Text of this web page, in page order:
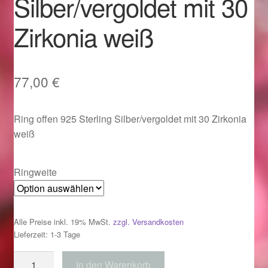
Im Gedenken an
Impressum
Karneval 2015 – Schmuck zu Fasching & Co.
Karneval 2020 – Schmuck zu Fasching & Co.
Kasse
Liefer- und Versandkosten
Magisches und Festliches zu Halloween
Zirkonia weiß
77,00 €
Ring offen 925 Sterling Silber/vergoldet mit 30 Zirkonia
weiß
Ringweite
Alle Preise inkl. 19% MwSt. zzgl. Versandkosten
Lieferzeit: 1-3 Tage
In den Warenkorb